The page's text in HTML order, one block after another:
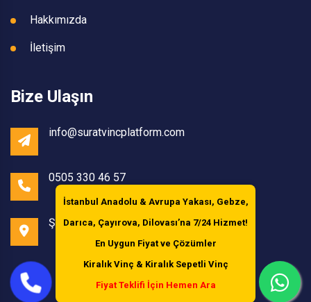
İstanbul Anadolu & Avrupa Yakası, Gebze,
Darıca, Çayırova, Dilovası’na 7/24 Hizmet!
En Uygun Fiyat ve Çözümler
Kiralık Vinç & Kiralık Sepetli Vinç
Fiyat Teklifi İçin Hemen Ara
Hakkımızda
İletişim
Bize Ulaşın
info@suratvincplatform.com
0505 330 46 57
Şile /İstanbul